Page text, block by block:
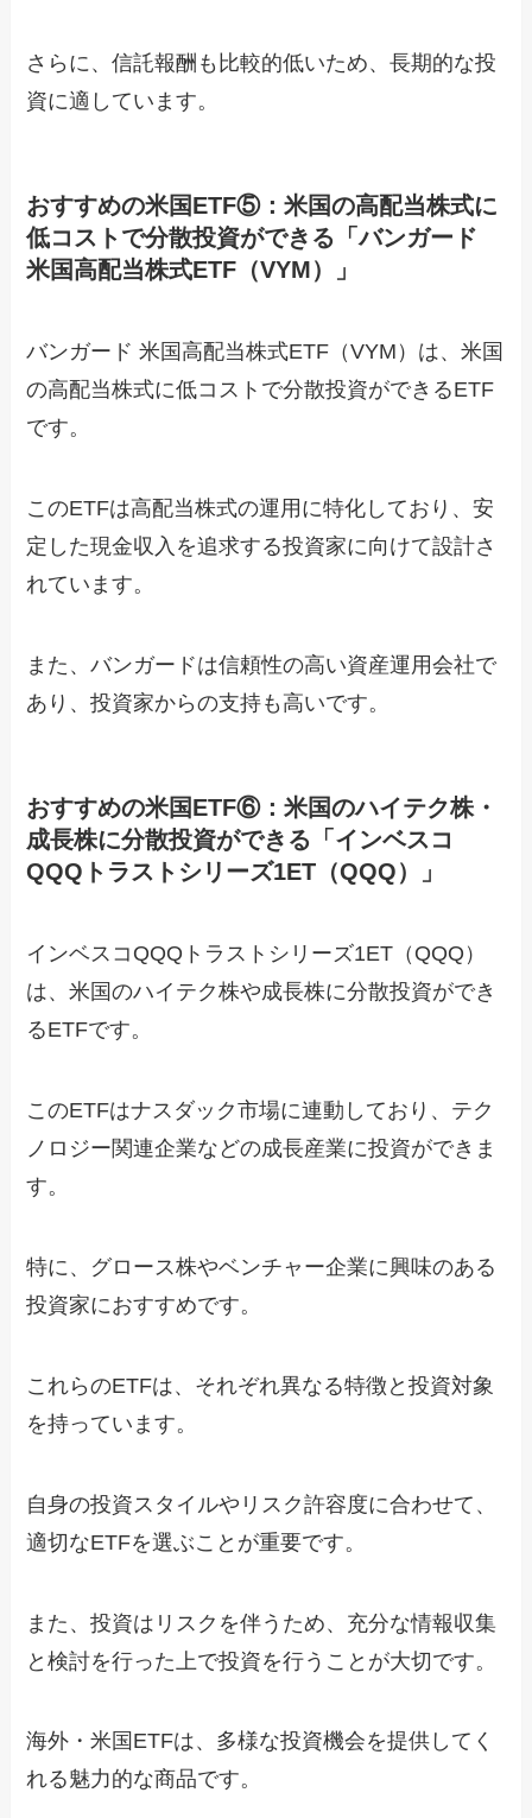
さらに、信託報酬も比較的低いため、長期的な投
資に適しています。
おすすめの米国ETF⑤：米国の高配当株式に
低コストで分散投資ができる「バンガード
米国高配当株式ETF（VYM）」
バンガード 米国高配当株式ETF（VYM）は、米国
の高配当株式に低コストで分散投資ができるETF
です。
このETFは高配当株式の運用に特化しており、安
定した現金収入を追求する投資家に向けて設計さ
れています。
また、バンガードは信頼性の高い資産運用会社で
あり、投資家からの支持も高いです。
おすすめの米国ETF⑥：米国のハイテク株・
成長株に分散投資ができる「インベスコ
QQQトラストシリーズ1ET（QQQ）」
インベスコQQQトラストシリーズ1ET（QQQ）
は、米国のハイテク株や成長株に分散投資ができ
るETFです。
このETFはナスダック市場に連動しており、テク
ノロジー関連企業などの成長産業に投資ができま
す。
特に、グロース株やベンチャー企業に興味のある
投資家におすすめです。
これらのETFは、それぞれ異なる特徴と投資対象
を持っています。
自身の投資スタイルやリスク許容度に合わせて、
適切なETFを選ぶことが重要です。
また、投資はリスクを伴うため、充分な情報収集
と検討を行った上で投資を行うことが大切です。
海外・米国ETFは、多様な投資機会を提供してく
れる魅力的な商品です。